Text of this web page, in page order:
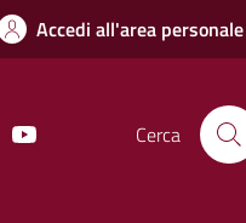
Accedi all'area personale
Instagram Cerca